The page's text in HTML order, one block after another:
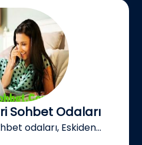
Sohbet Odaları
odaları, Eskiden...